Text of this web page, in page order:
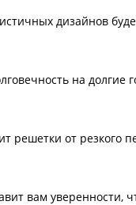
дизайнов
на долгие
решетки от
вам уверенности,